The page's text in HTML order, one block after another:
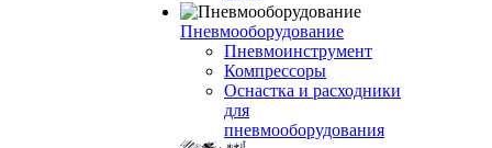
Пневмооборудование
Пневмоинструмент
Компрессоры
Оснастка и расходники
для
пневмооборудования